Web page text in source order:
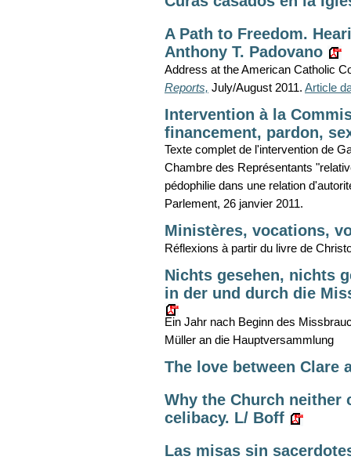
A Path to Freedom.
Anthony T. Padovano
Address at the American Catholic
Reports, July/August 2011. Article
Intervention à la
financement, pardon,
Texte complet de l'intervention de
Chambre des Représentants
pédophilie dans une relation
Parlement, 26 janvier 2011.
Ministères, vocations,
Réflexions à partir du livre de
Nichts gesehen, nichts
in der und durch die
Ein Jahr nach Beginn des
Müller an die Hauptversammlung
The love between Clare
Why the Church neither
celibacy. L/ Boff
Las misas sin